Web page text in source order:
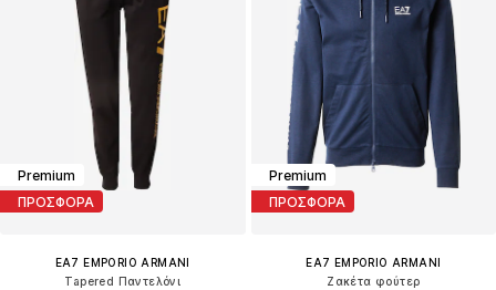
Premium
ΠΡΟΣΦΟΡΑ
EA7 EMPORIO ARMANI
Tapered Παντελόνι
Premium
ΠΡΟΣΦΟΡΑ
EA7 EMPORIO ARMANI
Ζακέτα φούτερ